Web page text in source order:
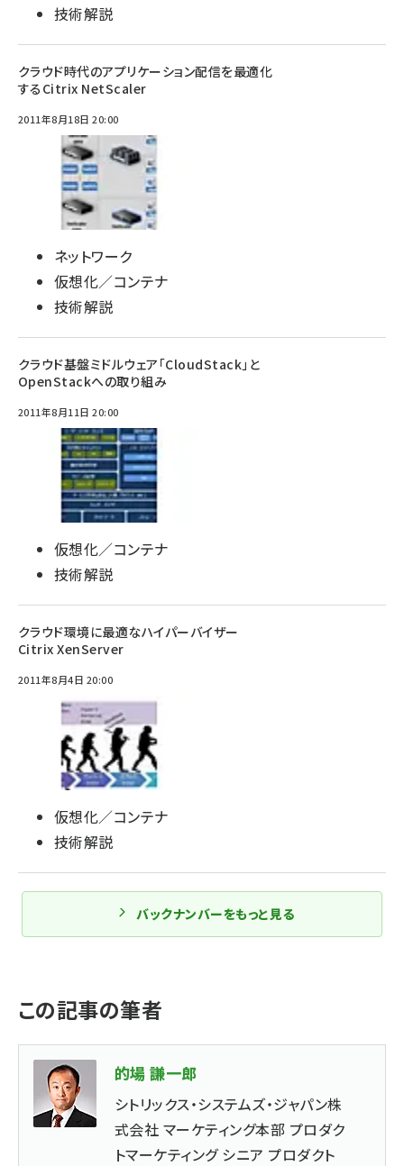
技術解説
クラウド時代のアプリケーション配信を最適化
するCitrix NetScaler
2011年8月18日 20:00
ネットワーク
仮想化／コンテナ
技術解説
クラウド基盤ミドルウェア「CloudStack」と
OpenStackへの取り組み
2011年8月11日 20:00
仮想化／コンテナ
技術解説
クラウド環境に最適なハイパーバイザー
Citrix XenServer
2011年8月4日 20:00
仮想化／コンテナ
技術解説
バックナンバーをもっと見る
この記事の筆者
的場 謙一郎
シトリックス・システムズ・ジャパン株
式会社 マーケティング本部 プロダク
トマーケティング シニア プロダクト